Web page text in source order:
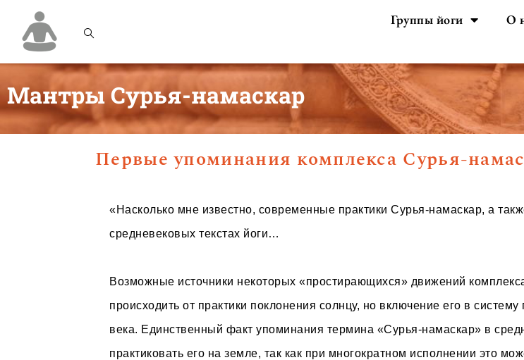
Группы йоги О
Мантры Сурья-намаскар
Первые упоминания комплекса Сурья-
«Насколько мне известно, современные практики Сурья-намаскар, а
средневековых текстах йоги…
Возможные источники некоторых «простирающихся» движений
происходить от практики поклонения солнцу, но включение его в систему
века. Единственный факт упоминания термина «Сурья-намаскар» в
практиковать его на земле, так как при многократном исполнении это